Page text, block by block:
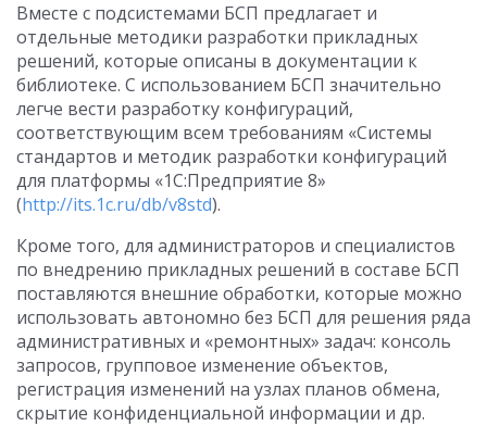
Вместе с подсистемами БСП предлагает и
отдельные методики разработки прикладных
решений, которые описаны в документации к
библиотеке. С использованием БСП значительно
легче вести разработку конфигураций,
соответствующим всем требованиям «Системы
стандартов и методик разработки конфигураций
для платформы «1С:Предприятие 8»
(http://its.1c.ru/db/v8std).
Кроме того, для администраторов и специалистов
по внедрению прикладных решений в составе БСП
поставляются внешние обработки, которые можно
использовать автономно без БСП для решения ряда
административных и «ремонтных» задач: консоль
запросов, групповое изменение объектов,
регистрация изменений на узлах планов обмена,
скрытие конфиденциальной информации и др.